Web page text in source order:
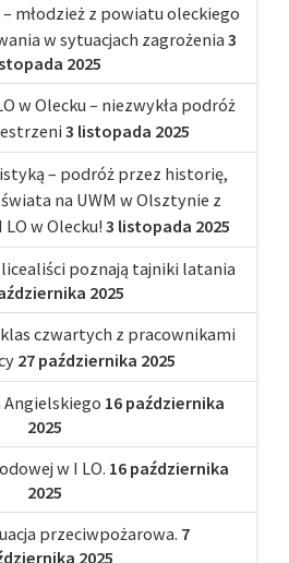
młodzież z powiatu oleckiego
w sytuacjach zagrożenia 3
2025
w Olecku – niezwykła podróż
3 listopada 2025
– podróż przez historię,
na UWM w Olsztynie z
w Olecku! 3 listopada 2025
poznają tajniki latania
2025
czwartych z pracownikami
27 października 2025
16 października
2025
w I LO. 16 października
2025
przeciwpożarowa. 7
2025